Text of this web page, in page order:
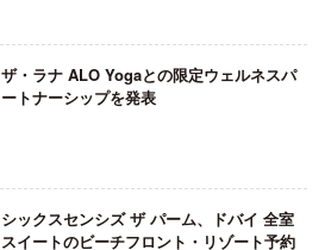
ザ・ラナ ALO Yogaとの限定ウェルネスパ
ートナーシップを発表
シックスセンシズ ザ パーム、ドバイ 全室
スイートのビーチフロント・リゾート予約